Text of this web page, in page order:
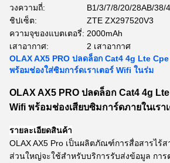
วงความถี่:
B1/3/7/8/20/28AB/38/
ชิปเซ็ต:
ZTE ZX297520V3
ความจุของแบตเตอรี่: 2000mAh
เสาอากาศ:
2 เสาอากาศ
OLAX AX5 PRO ปลดล็อก Cat4 4g Lte Cpe
พร้อมช่องใส่ซิมการ์ดเราเตอร์ Wifi ในร่ม
OLAX AX5 PRO ปลดล็อก Cat4 4g Lte
Wifi พร้อมช่องเสียบซิมการ์ดภายในเรา
รายละเอียดสินค้า
OLAX AX5 Pro เป็นผลิตภัณฑ์การสื่อสารไร้
ส่วนใหญ่จะใช้สำหรับบริการรับส่งข้อมูล กา